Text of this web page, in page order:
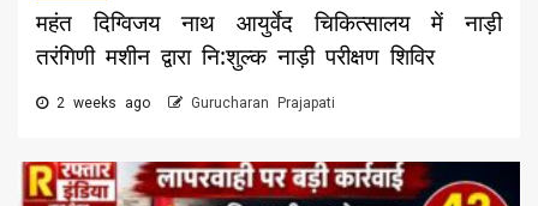
महंत दिग्विजय नाथ आयुर्वेद चिकित्सालय में नाड़ी
तरंगिणी मशीन द्वारा नि:शुल्क नाड़ी परीक्षण शिविर
2 weeks ago Gurucharan Prajapati